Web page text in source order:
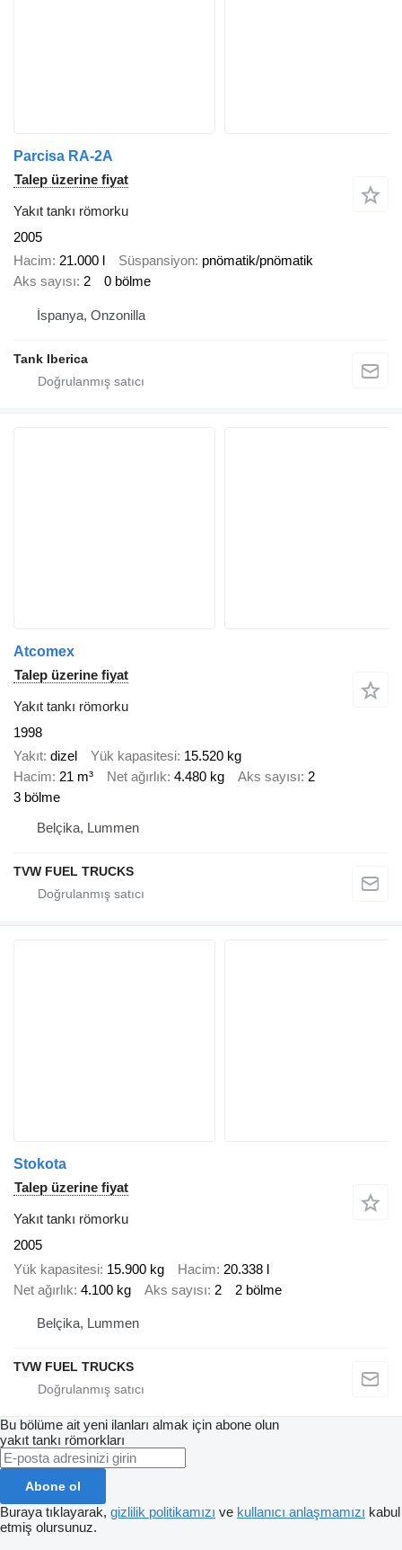
Parcisa RA-2A
Talep üzerine fiyat
Yakıt tankı römorku
2005
Hacim 21.000 l Süspansiyon pnömatik/pnömatik
Aks sayısı 2 0 bölme
İspanya, Onzonilla
Tank Iberica
Atcomex
Talep üzerine fiyat
Yakıt tankı römorku
1998
Yakıt dizel Yük kapasitesi 15.520 kg
Hacim 21 m³ Net ağırlık 4.480 kg Aks sayısı 2
3 bölme
Belçika, Lummen
TVW FUEL TRUCKS
Stokota
Talep üzerine fiyat
Yakıt tankı römorku
2005
Yük kapasitesi 15.900 kg Hacim 20.338 l
Net ağırlık 4.100 kg Aks sayısı 2 2 bölme
Belçika, Lummen
TVW FUEL TRUCKS
Bu bölüme ait yeni ilanları almak için abone olun
yakıt tankı römorkları
Abone ol
Buraya tıklayarak, gizlilik politikamızı ve kullanıcı anlaşmamızı kabul
etmiş olursunuz.